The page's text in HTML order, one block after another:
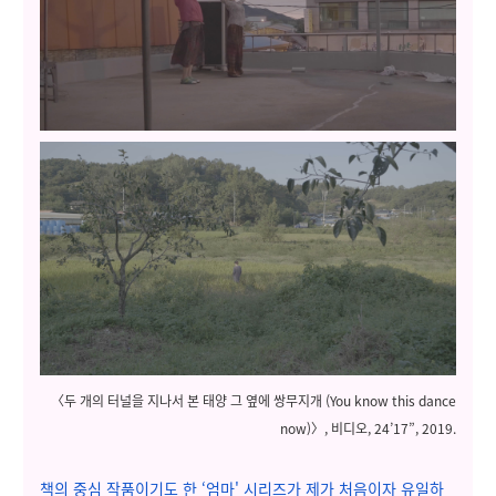
〈두 개의 터널을 지나서 본 태양 그 옆에 쌍무지개 (You know this dance
now)〉, 비디오, 24’17”, 2019.
책의 중심 작품이기도 한 ‘엄마' 시리즈가 제가 처음이자 유일하